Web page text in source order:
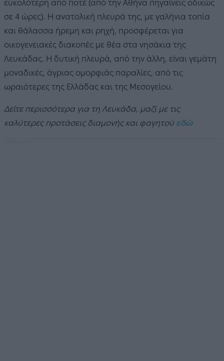
ευκολότερη από ποτέ (από την Αθήνα πηγαίνεις οδικώς
σε 4 ώρες). Η ανατολική πλευρά της, με γαλήνια τοπία
και θάλασσα ήρεμη και ρηχή, προσφέρεται για
οικογενειακές διακοπές με θέα στα νησάκια της
Λευκάδας. Η δυτική πλευρά, από την άλλη, είναι γεμάτη
μοναδικές, άγριας ομορφιάς παραλίες, από τις
ωραιότερες της Ελλάδας και της Μεσογείου.
Δείτε περισσότερα για τη Λευκάδα, μαζί με τις
καλύτερες προτάσεις διαμονής και φαγητού εδώ